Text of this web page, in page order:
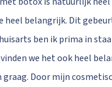
heel belangrijk. Dit
ben ik prima in
we het ook heel
Door mijn